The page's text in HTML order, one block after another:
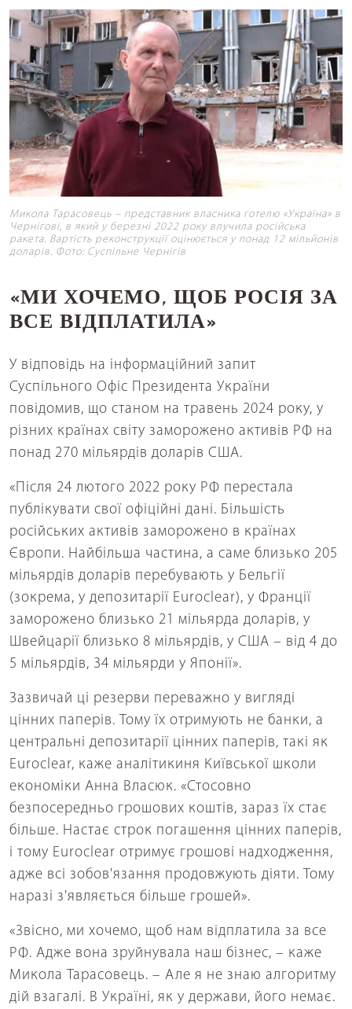
Микола Тарасовець – представник власника готелю «Україна» в
Чернігові, в який у березні 2022 року влучила російська
ракета. Вартість реконструкції оцінюється у понад 12 мільйонів
доларів. Фото: Суспільне Чернігів
«МИ ХОЧЕМО, ЩОБ РОСІЯ ЗА
ВСЕ ВІДПЛАТИЛА»
У відповідь на інформаційний запит
Суспільного Офіс Президента України
повідомив, що станом на травень 2024 року, у
різних країнах світу заморожено активів РФ на
понад 270 мільярдів доларів США.
«Після 24 лютого 2022 року РФ перестала
публікувати свої офіційні дані. Більшість
російських активів заморожено в країнах
Європи. Найбільша частина, а саме близько 205
мільярдів доларів перебувають у Бельгії
(зокрема, у депозитарії Euroclear), у Франції
заморожено близько 21 мільярда доларів, у
Швейцарії близько 8 мільярдів, у США – від 4 до
5 мільярдів, 34 мільярди у Японії».
Зазвичай ці резерви переважно у вигляді
цінних паперів. Тому їх отримують не банки, а
центральні депозитарії цінних паперів, такі як
Euroclear, каже аналітикиня Київської школи
економіки Анна Власюк. «Стосовно
безпосередньо грошових коштів, зараз їх стає
більше. Настає строк погашення цінних паперів,
і тому Euroclear отримує грошові надходження,
адже всі зобов'язання продовжують діяти. Тому
наразі з'являється більше грошей».
«Звісно, ми хочемо, щоб нам відплатила за все
РФ. Адже вона зруйнувала наш бізнес, – каже
Микола Тарасовець. – Але я не знаю алгоритму
дій взагалі. В Україні, як у держави, його немає.